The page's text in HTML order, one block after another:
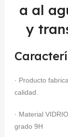
a al
y
· Producto
calidad.
· Material
grado 9H